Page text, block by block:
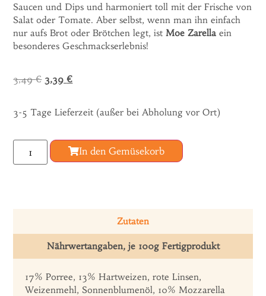
Saucen und Dips und harmoniert toll mit der Frische von
Salat oder Tomate. Aber selbst, wenn man ihn einfach
nur aufs Brot oder Brötchen legt, ist Moe Zarella ein
besonderes Geschmackserlebnis!
3,49€ 3,39€
3-5 Tage Lieferzeit (außer bei Abholung vor Ort)
In den Gemüsekorb
Zutaten
Nährwertangaben, je 100g Fertigprodukt
17% Porree, 13% Hartweizen, rote Linsen,
Weizenmehl, Sonnenblumenöl, 10% Mozzarella